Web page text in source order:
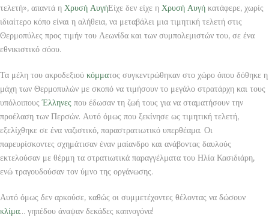
τελετή», απαντά η Χρυσή ΑυγήΕίχε δεν είχε η Χρυσή Αυγή κατάφερε, χωρίς
ιδιαίτερο κόπο είναι η αλήθεια, να μεταβάλει μια τιμητική τελετή στις
Θερμοπύλες προς τιμήν του Λεωνίδα και των συμπολεμιστών του, σε ένα
εθνικιστικό σόου.
Τα μέλη του ακροδεξιού κόμματος συγκεντρώθηκαν στο χώρο όπου δόθηκε η
μάχη των Θερμοπυλών με σκοπό να τιμήσουν το μεγάλο στρατάρχη και τους
υπόλοιπουςΈλληνες που έδωσαν τη ζωή τους για να σταματήσουν την
προέλαση των Περσών. Αυτό όμως που ξεκίνησε ως τιμητική τελετή,
εξελίχθηκε σε ένα ναζιστικό, παραστρατιωτικό υπερθέαμα. Οι
παρευρίσκοντες σχημάτισαν έναν μαίανδρο και ανάβοντας δαυλούς
εκτελούσαν με θέρμη τα στρατιωτικά παραγγέλματα του Ηλία Κασιδιάρη,
ενώ τραγουδούσαν τον ύμνο της οργάνωσης.
Αυτό όμως δεν αρκούσε, καθώς οι συμμετέχοντες θέλοντας να δώσουν
κλίμα… γηπέδου άναψαν δεκάδες καπνογόνα!